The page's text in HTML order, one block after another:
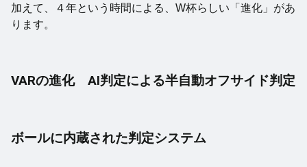
加えて、４年という時間による、W杯らしい「進化」があ
ります。
VARの進化 AI判定による半自動オフサイド判定
ボールに内蔵された判定システム